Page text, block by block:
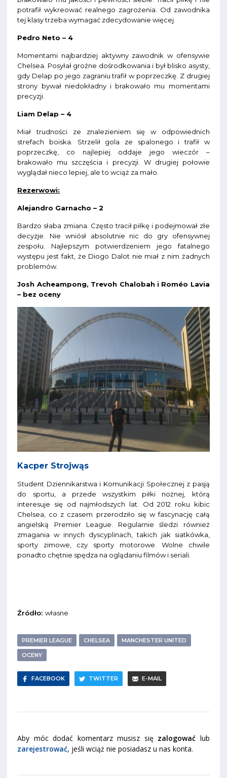
potrafił wykreować realnego zagrożenia. Od zawodnika
tej klasy trzeba wymagać zdecydowanie więcej.
Pedro Neto – 4
Momentami najbardziej aktywny zawodnik w ofensywie
Chelsea. Posyłał groźne dośrodkowania i był blisko asysty,
gdy Delap po jego zagraniu trafił w poprzeczkę. Z drugiej
strony bywał niedokładny i brakowało mu momentami
precyzji.
Liam Delap – 4
Miał trudności ze znalezieniem się w odpowiednich
strefach boiska. Strzelił gola ze spalonego i trafił w
poprzeczkę, co najlepiej oddaje jego wieczór –
brakowało mu szczęścia i precyzji. W drugiej połowie
wyglądał nieco lepiej, ale to wciąż za mało.
Rezerwowi:
Alejandro Garnacho – 2
Bardzo słaba zmiana. Często tracił piłkę i podejmował złe
decyzje. Nie wniósł absolutnie nic do gry ofensywnej
zespołu. Najlepszym potwierdzeniem jego fatalnego
występu jest fakt, że Diogo Dalot nie miał z nim żadnych
problemów.
Josh Acheampong, Trevoh Chalobah i Roméo Lavia
– bez oceny
Kacper Strojwąs
Student Dziennikarstwa i Komunikacji Społecznej z pasją
do sportu, a przede wszystkim piłki nożnej, którą
interesuje się od najmłodszych lat. Od 2012 roku kibic
Chelsea, co z czasem przerodziło się w fascynację całą
angielską Premier League. Regularnie śledzi również
zmagania w innych dyscyplinach, takich jak siatkówka,
sporty zimowe, czy sporty motorowe. Wolne chwile
ponadto chętnie spędza na oglądaniu filmów i seriali.
Źródło: własne
PREMIER LEAGUE CHELSEA MANCHESTER UNITED
OCENY
FACEBOOK TWITTER E-MAIL
Aby móc dodać komentarz musisz się zalogować lub
zarejestrować, jeśli wciąż nie posiadasz u nas konta.